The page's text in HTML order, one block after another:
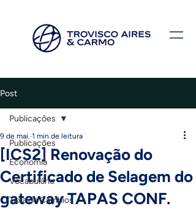
Post
Publicações
Economia
Vocabulário
Taxa de Câmbios
Publicações
[ICS2] Renovação do
Certificado de Selagem do
gateway TAPAS CONF.
9 de mai. 1 min de leitura